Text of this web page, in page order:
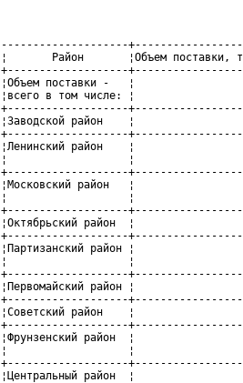
--------------------
¦       Район       ¦Объем поставки,
+-------------------
¦Объем поставки -   ¦
¦всего в том числе: ¦
+-------------------
¦Заводской район    ¦
+-------------------
¦Ленинский район    ¦
¦                   ¦
+-------------------
¦Московский район   ¦
¦                   ¦
+-------------------
¦Октябрьский район  ¦
+-------------------
¦Партизанский район ¦
¦                   ¦
+-------------------
¦Первомайский район ¦
+-------------------
¦Советский район    ¦
+-------------------
¦Фрунзенский район  ¦
¦                   ¦
+-------------------
¦Центральный район  ¦